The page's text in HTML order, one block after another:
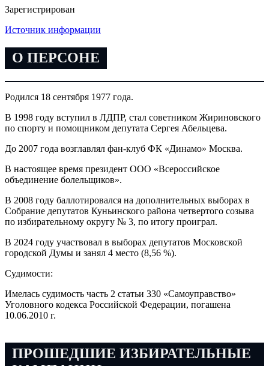
Зарегистрирован
Источник информации
О ПЕРСОНЕ
Родился 18 сентября 1977 года.
В 1998 году вступил в ЛДПР, стал советником Жириновского
по спорту и помощником депутата Сергея Абельцева.
До 2007 года возглавлял фан-клуб ФК «Динамо» Москва.
В настоящее время президент ООО «Всероссийское
объединение болельщиков».
В 2008 году баллотировался на дополнительных выборах в
Собрание депутатов Куньинского района четвертого созыва
по избирательному округу № 3, по итогу проиграл.
В 2024 году участвовал в выборах депутатов Московской
городской Думы и занял 4 место (8,56 %).
Судимости:
Имелась судимость часть 2 статьи 330 «Самоуправство»
Уголовного кодекса Российской Федерации, погашена
10.06.2010 г.
ПРОШЕДШИЕ ИЗБИРАТЕЛЬНЫЕ